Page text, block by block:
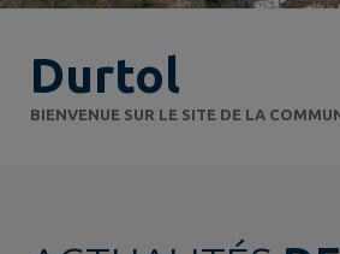
Durtol
BIENVENUE SUR LE SITE DE LA